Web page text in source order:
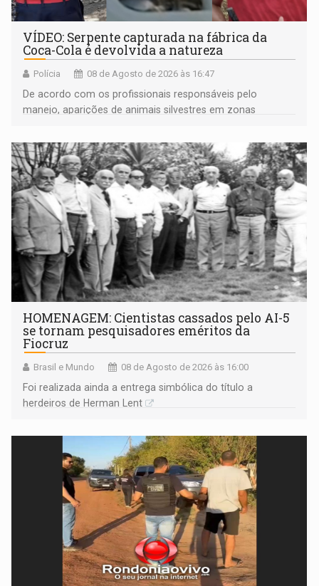
VÍDEO: Serpente capturada na fábrica da
Coca-Cola é devolvida a natureza
Polícia 08 de Agosto de 2026 às 16:47
De acordo com os profissionais responsáveis pelo
manejo, aparições de animais silvestres em zonas
HOMENAGEM: Cientistas cassados pelo AI-5
se tornam pesquisadores eméritos da
Fiocruz
Brasil e Mundo 08 de Agosto de 2026 às 16:00
Foi realizada ainda a entrega simbólica do título a
herdeiros de Herman Lent